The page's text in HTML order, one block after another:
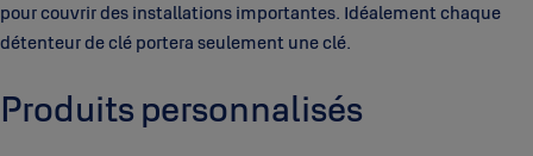
pour couvrir des installations importantes. Idéalement chaque
détenteur de clé portera seulement une clé.
Produits personnalisés